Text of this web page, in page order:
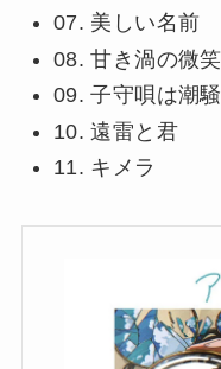
07. 美しい名前
08. 甘き渦の微笑
09. 子守唄は潮騒
10. 遠雷と君
11. キメラ